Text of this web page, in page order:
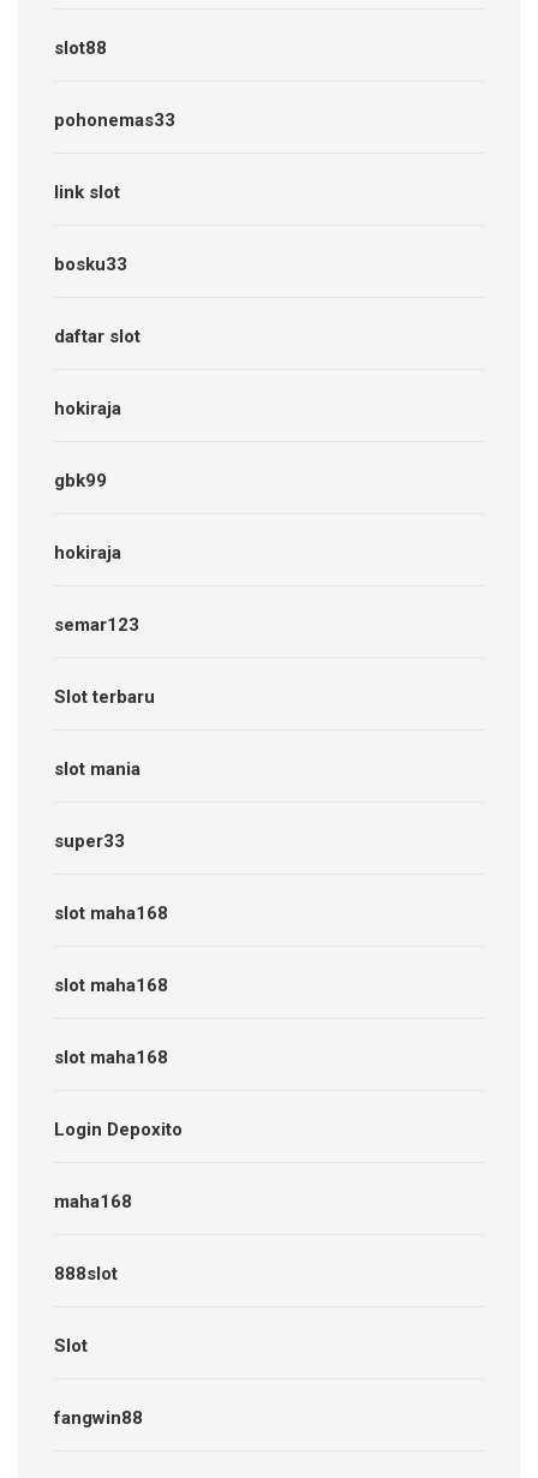
slot88
pohonemas33
link slot
bosku33
daftar slot
hokiraja
gbk99
hokiraja
semar123
Slot terbaru
slot mania
super33
slot maha168
slot maha168
slot maha168
Login Depoxito
maha168
888slot
Slot
fangwin88